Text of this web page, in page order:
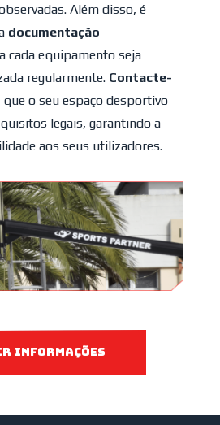
Além disso, é
documentação
cada equipamento seja
regularmente. Contacte-
que o seu espaço desportivo
legais, garantindo a
aos seus utilizadores.
INFORMAÇÕES